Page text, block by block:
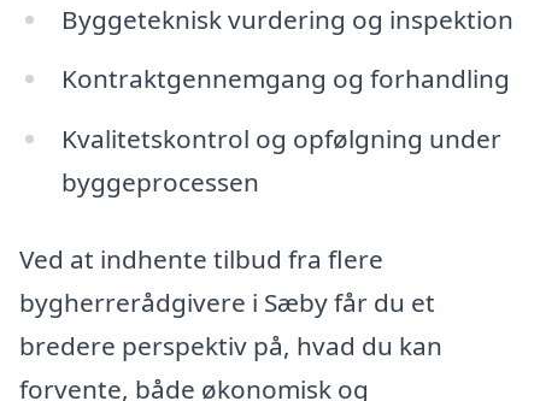
Byggeteknisk vurdering og inspektion
Kontraktgennemgang og forhandling
Kvalitetskontrol og opfølgning under
byggeprocessen
Ved at indhente tilbud fra flere
bygherrerådgivere i Sæby får du et
bredere perspektiv på, hvad du kan
forvente, både økonomisk og